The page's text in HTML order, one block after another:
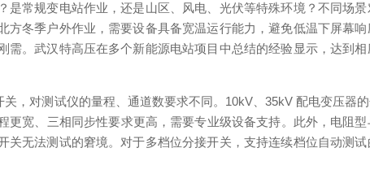
常规变电站作业，还是山区、风电、光伏等特殊环境？不同场
冬季户外作业，需要设备具备宽温运行能力，避免低温下屏幕
。武汉特高压在多个新能源电站项目中总结的经验显示，达到
，对测试仪的量程、通道数要求不同。10kV、35kV 配电变压器
宽、三相同步性要求更高，需要专业级设备支持。此外，电阻
无法测试的窘境。对于多档位分接开关，支持连续档位自动测